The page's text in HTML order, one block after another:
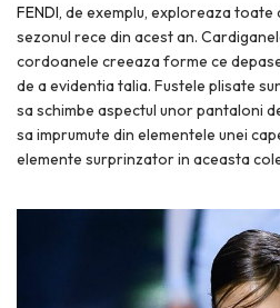
FENDI, de exemplu, exploreaza
sezonul rece din acest an.
cordoanele creeaza forme ce
de a evidentia talia. Fustele plisate
sa schimbe aspectul unor pantaloni
sa imprumute din elementele unei
elemente surprinzator in aceasta